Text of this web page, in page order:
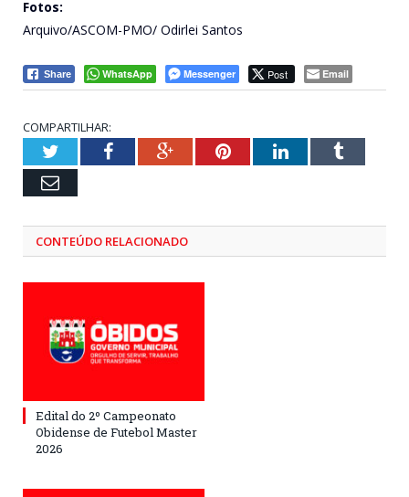
Fotos:
Arquivo/ASCOM-PMO/ Odirlei Santos
Share WhatsApp Messenger Post Email
COMPARTILHAR:
TwitterFacebookGoogle+PinterestLinkedInTumblr
Email
CONTEÚDO RELACIONADO
Edital do 2º Campeonato
Obidense de Futebol Master
2026